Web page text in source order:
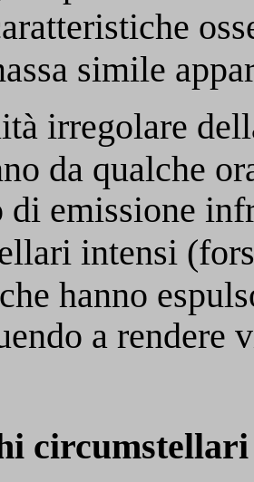
simile
irregolare
da qualche
di emissione
intensi
hanno
a rendere